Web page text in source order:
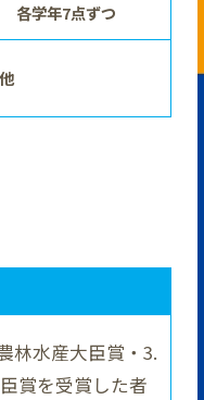
各学年7点ずつ
林水産大臣賞・3.
賞を受賞した者